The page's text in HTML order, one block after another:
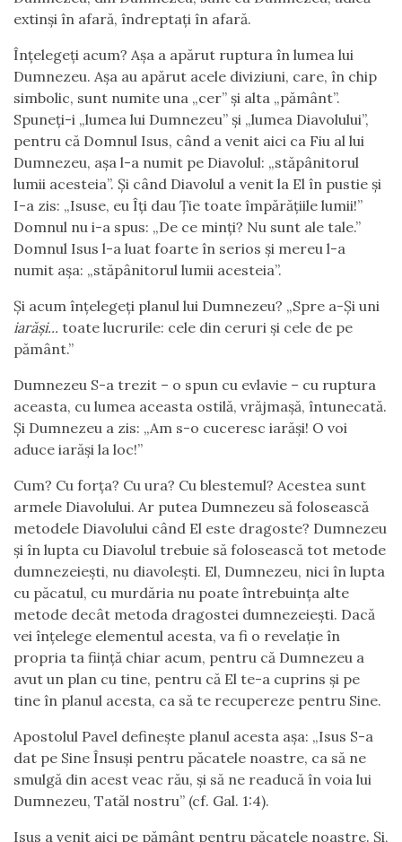
extinși în afară, îndreptați în afară.
Înțelegeți acum? Așa a apărut ruptura în lumea lui
Dumnezeu. Așa au apărut acele diviziuni, care, în chip
simbolic, sunt numite una „cer” și alta „pământ”.
Spuneți-i „lumea lui Dumnezeu” și „lumea Diavolului”,
pentru că Domnul Isus, când a venit aici ca Fiu al lui
Dumnezeu, așa l-a numit pe Diavolul: „stăpânitorul
lumii acesteia”. Și când Diavolul a venit la El în pustie și
I-a zis: „Isuse, eu Îți dau Ție toate împărățiile lumii!”
Domnul nu i-a spus: „De ce minți? Nu sunt ale tale.”
Domnul Isus l-a luat foarte în serios și mereu l-a
numit așa: „stăpânitorul lumii acesteia”.
Și acum înțelegeți planul lui Dumnezeu? „Spre a-Și uni
iarăși... toate lucrurile: cele din ceruri și cele de pe
pământ.”
Dumnezeu S-a trezit – o spun cu evlavie – cu ruptura
aceasta, cu lumea aceasta ostilă, vrăjmașă, întunecată.
Și Dumnezeu a zis: „Am s-o cuceresc iarăși! O voi
aduce iarăși la loc!”
Cum? Cu forța? Cu ura? Cu blestemul? Acestea sunt
armele Diavolului. Ar putea Dumnezeu să folosească
metodele Diavolului când El este dragoste? Dumnezeu
și în lupta cu Diavolul trebuie să folosească tot metode
dumnezeiești, nu diavolești. El, Dumnezeu, nici în lupta
cu păcatul, cu murdăria nu poate întrebuința alte
metode decât metoda dragostei dumnezeiești. Dacă
vei înțelege elementul acesta, va fi o revelație în
propria ta ființă chiar acum, pentru că Dumnezeu a
avut un plan cu tine, pentru că El te-a cuprins și pe
tine în planul acesta, ca să te recupereze pentru Sine.
Apostolul Pavel definește planul acesta așa: „Isus S-a
dat pe Sine Însuși pentru păcatele noastre, ca să ne
smulgă din acest veac rău, și să ne readucă în voia lui
Dumnezeu, Tatăl nostru” (cf. Gal. 1:4).
Isus a venit aici pe pământ pentru păcatele noastre. Și,